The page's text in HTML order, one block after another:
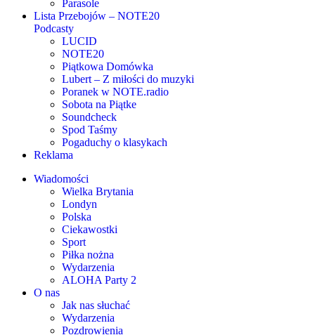
Parasole
Lista Przebojów – NOTE20
Podcasty
LUCID
NOTE20
Piątkowa Domówka
Lubert – Z miłości do muzyki
Poranek w NOTE.radio
Sobota na Piątke
Soundcheck
Spod Taśmy
Pogaduchy o klasykach
Reklama
Wiadomości
Wielka Brytania
Londyn
Polska
Ciekawostki
Sport
Piłka nożna
Wydarzenia
ALOHA Party 2
O nas
Jak nas słuchać
Wydarzenia
Pozdrowienia